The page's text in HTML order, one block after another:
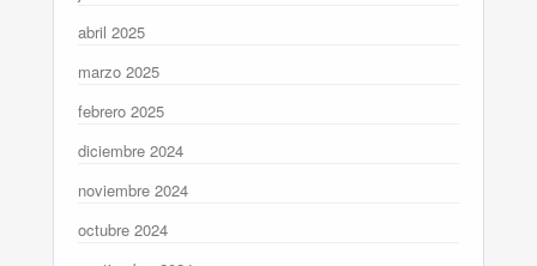
abril 2025
marzo 2025
febrero 2025
diciembre 2024
noviembre 2024
octubre 2024